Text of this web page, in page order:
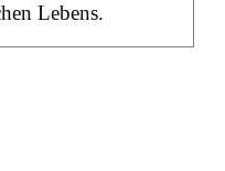
Lebens.